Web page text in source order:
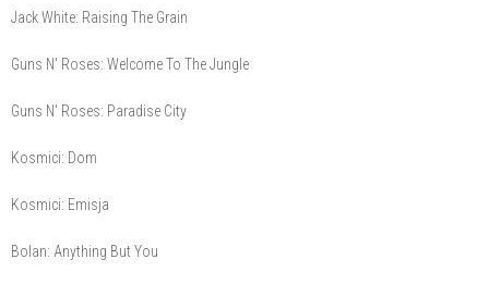
Jack White: Raising The Grain
Guns N' Roses: Welcome To The Jungle
Guns N' Roses: Paradise City
Kosmici: Dom
Kosmici: Emisja
Bolan: Anything But You